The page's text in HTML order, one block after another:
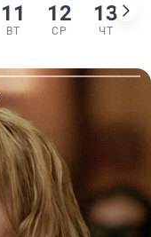
11
ВТ
12
СР
13
ЧТ